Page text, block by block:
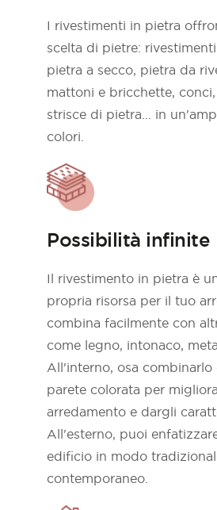
I rivestimenti in pietra
scelta di pietre:
pietra a secco, pietra da
mattoni e bricchette,
strisce di pietra... in
colori.
Possibilità infinite
Il rivestimento in pietra è
propria risorsa per il tuo
combina facilmente con
come legno, intonaco,
All'interno, osa combinarlo
parete colorata per
arredamento e dargli
All'esterno, puoi
edificio in modo
contemporaneo.